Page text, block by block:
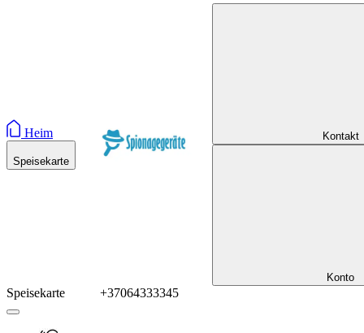
Heim
Speisekarte
Kontakt
Konto
Speisekarte +37064333345